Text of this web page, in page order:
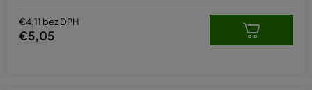
€4,11 bez DPH
€5,05